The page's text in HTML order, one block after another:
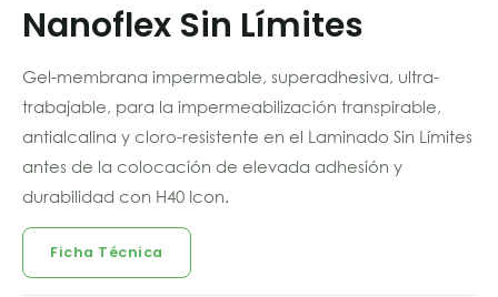
Nanoflex Sin Límites
Gel-membrana impermeable, superadhesiva, ultra-
trabajable, para la impermeabilización transpirable,
antialcalina y cloro-resistente en el Laminado Sin Límites
antes de la colocación de elevada adhesión y
durabilidad con H40 Icon.
Ficha Técnica